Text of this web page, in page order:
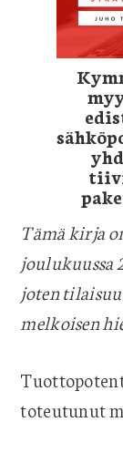
Tämä kirja
joulukuussa
joten
melkoisen
toteutunut